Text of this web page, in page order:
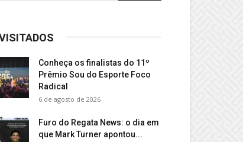
Conheça os finalistas do 11º
Prêmio Sou do Esporte Foco
Radical
6 de agosto de 2026
Furo do Regata News: o dia em
que Mark Turner apontou...